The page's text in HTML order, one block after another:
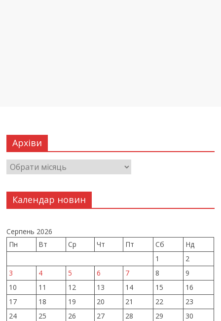
Архіви
Календар новин
Серпень 2026
Пн
Вт Ср Чт Пт Сб
Нд
1
2
3
4 5 6 7 8
9
10
11 12 13 14 15
16
17
18 19 20 21 22
23
24
25 26 27 28 29
30